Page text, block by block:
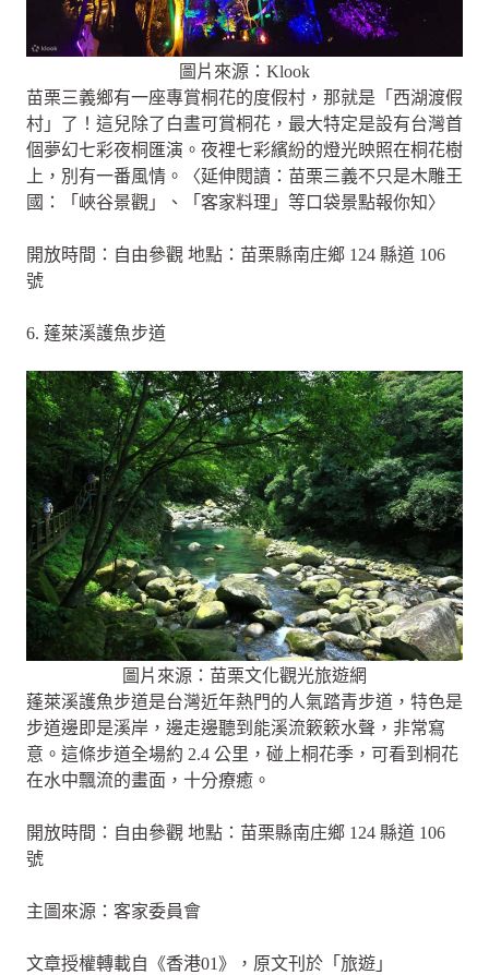
圖片來源：Klook
苗栗三義鄉有一座專賞桐花的度假村，那就是「西湖渡假
村」了！這兒除了白晝可賞桐花，最大特定是設有台灣首
個夢幻七彩夜桐匯演。夜裡七彩繽紛的燈光映照在桐花樹
上，別有一番風情。〈延伸閱讀：苗栗三義不只是木雕王
國：「峽谷景觀」、「客家料理」等口袋景點報你知〉
開放時間：自由參觀 地點：苗栗縣南庄鄉 124 縣道 106
號
6. 蓬萊溪護魚步道
圖片來源：苗栗文化觀光旅遊網
蓬萊溪護魚步道是台灣近年熱門的人氣踏青步道，特色是
步道邊即是溪岸，邊走邊聽到能溪流簌簌水聲，非常寫
意。這條步道全場約 2.4 公里，碰上桐花季，可看到桐花
在水中飄流的畫面，十分療癒。
開放時間：自由參觀 地點：苗栗縣南庄鄉 124 縣道 106
號
主圖來源：客家委員會
文章授權轉載自《香港01》，原文刊於「旅遊」